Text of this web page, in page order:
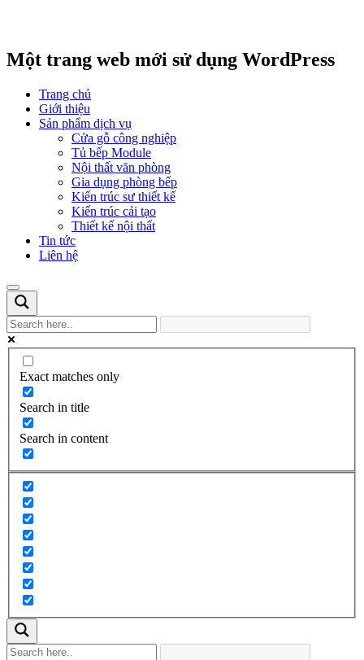
Một trang web mới sử dụng WordPress
Trang chủ
Giới thiệu
Sản phẩm dịch vụ
Cửa gỗ công nghiệp
Tủ bếp Module
Nội thất văn phòng
Gia dụng phòng bếp
Kiến trúc sư thiết kế
Kiến trúc cải tạo
Thiết kế nội thất
Tin tức
Liên hệ
Exact matches only
Search in title
Search in content